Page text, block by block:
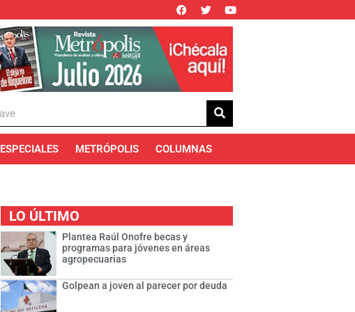
ESPECIALES METRÓPOLIS COLUMNAS
LO ÚLTIMO
Plantea Raúl Onofre becas y
programas para jóvenes en áreas
agropecuarias
Golpean a joven al parecer por deuda